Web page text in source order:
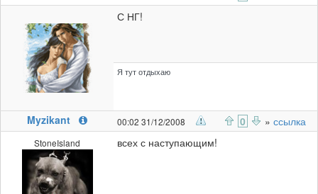
С НГ!
Я тут отдыхаю
Myzikant 00:02 31/12/2008 0 » ссылка
StoneIsland всех с наступающим!